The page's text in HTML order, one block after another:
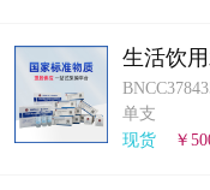
生活饮
（滤膜法
单支
现货
￥